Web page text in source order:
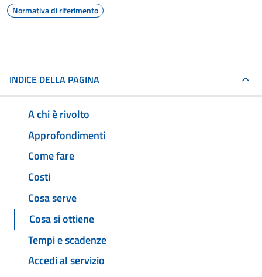
Normativa di riferimento
INDICE DELLA PAGINA
A chi è rivolto
Approfondimenti
Come fare
Costi
Cosa serve
Cosa si ottiene
Tempi e scadenze
Accedi al servizio